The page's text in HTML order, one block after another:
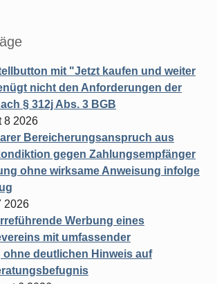
mit "Jetzt kaufen und weiter
nicht den Anforderungen der
§ 312j Abs. 3 BGB
8 2026
Bereicherungsanspruch aus
gegen Zahlungsempfänger
ohne wirksame Anweisung infolge
2026
Werbung eines
mit umfassender
deutlichen Hinweis auf